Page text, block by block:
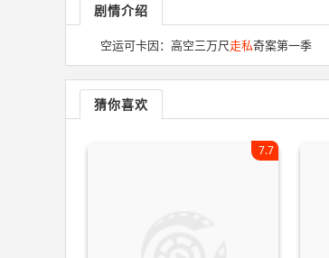
剧情介绍
空运可卡因：高空三万尺走私奇案第一季
猜你喜欢
7.7